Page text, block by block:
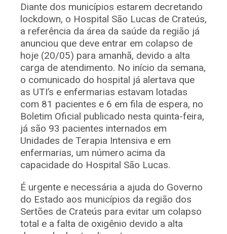
Diante dos municípios estarem decretando
lockdown, o Hospital São Lucas de Crateús,
a referência da área da saúde da região já
anunciou que deve entrar em colapso de
hoje (20/05) para amanhã, devido a alta
carga de atendimento. No início da semana,
o comunicado do hospital já alertava que
as UTI’s e enfermarias estavam lotadas
com 81 pacientes e 6 em fila de espera, no
Boletim Oficial publicado nesta quinta-feira,
já são 93 pacientes internados em
Unidades de Terapia Intensiva e em
enfermarias, um número acima da
capacidade do Hospital São Lucas.
É urgente e necessária a ajuda do Governo
do Estado aos municípios da região dos
Sertões de Crateús para evitar um colapso
total e a falta de oxigênio devido a alta